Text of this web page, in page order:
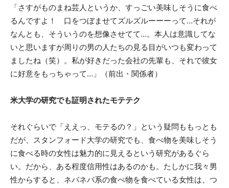
「さすがものまね芸人というか、すっごい美味しそうに食べ
るんですよ！ 口をつぼませてズルズルーーーって…それが
なんとも、そういうのを想像させてて…。本人は意識してな
いと思いますが周りの男の人たちの見る目がいつも変わって
ましたね（笑）。私が好きだった会社の先輩も、それで彼女
に好意をもっちゃって…」（前出・関係者）
米大学の研究でも証明されたモテテク
それぐらいで「ええっ、モテるの？」という疑問ももっとも
だが、スタンフォード大学の研究でも、食べ物を美味しそう
に食べる時の女性は魅力的に見えるという研究があるぐら
い。だから、ある程度信用性はあるのかも。たしかに我々男
性からすると、ネバネバ系の食べ物を食べている女性は、つ